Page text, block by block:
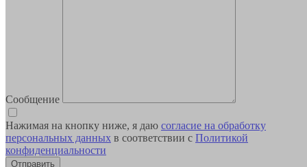
Сообщение
Нажимая на кнопку ниже, я даю согласие на обработку
персональных данных в соответствии с Политикой
конфиденциальности